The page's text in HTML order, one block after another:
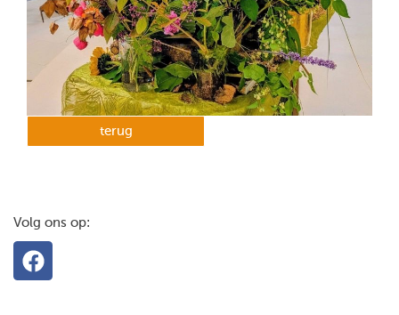
terug
Volg ons op: